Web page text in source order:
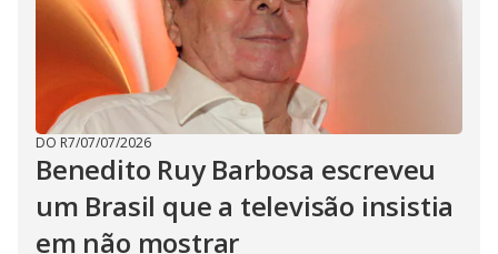
DO R7/07/07/2026
Benedito Ruy Barbosa escreveu
um Brasil que a televisão insistia
em não mostrar